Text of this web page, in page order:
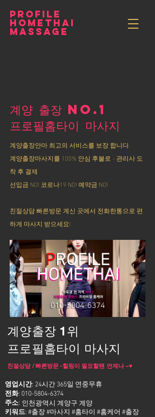
PROFILE
HOMETHAI
MASSAGE
계양 출장 NO.1
​프로필홈타이 마사지
계양출장안마 최고의 서비스를 보장 합니다.
계양출장마사지를 100% 안심 후불로 - 관리사 도
착 후 결제
선입금 NO! 코로나19 NO! 예약금 NO!
친절상담 빠른방문 계신 곳에서 전화한통으로 편
하게 마사지 받으세요!
계양출장 1위
프로필홈타이 마사지
친절상담 / 빠른방문 -힐링이 필요할땐 언제나 ~♥
영업시간: 24시간 365일 연중무휴
전화: 010-5804-6374
주소:
키워드: #출장 #마사지 #홈타이 #홈케어 #출장
인천광역시 계양구 계양